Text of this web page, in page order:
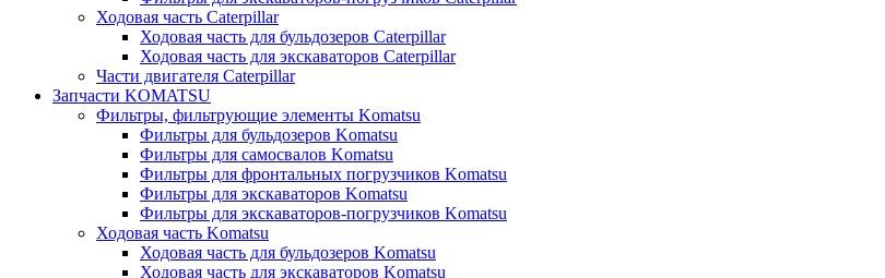
Ходовая часть Caterpillar
Ходовая часть для бульдозеров Caterpillar
Ходовая часть для экскаваторов Caterpillar
Части двигателя Caterpillar
Запчасти KOMATSU
Фильтры, фильтрующие элементы Komatsu
Фильтры для бульдозеров Komatsu
Фильтры для самосвалов Komatsu
Фильтры для фронтальных погрузчиков Komatsu
Фильтры для экскаваторов Komatsu
Фильтры для экскаваторов-погрузчиков Komatsu
Ходовая часть Komatsu
Ходовая часть для бульдозеров Komatsu
Ходовая часть для экскаваторов Komatsu